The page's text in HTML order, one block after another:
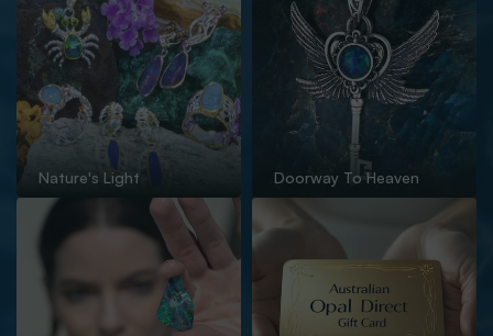
Nature's Light Doorway To Heaven